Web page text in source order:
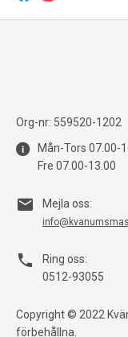
Org-nr: 559520-1202
Mån-Tors 07.00-
Fre 07.00-13.00
Mejla oss:
Ring oss:
0512-93055
Copyright © 2022
förbehållna.